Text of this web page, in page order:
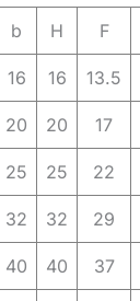
b H F
16 16 13.5
20 20 17
25 25 22
32 32 29
40 40 37